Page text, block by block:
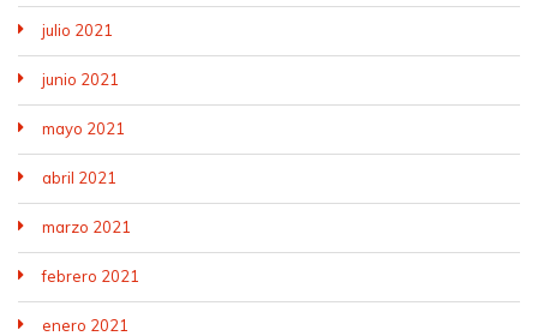
julio 2021
junio 2021
mayo 2021
abril 2021
marzo 2021
febrero 2021
enero 2021